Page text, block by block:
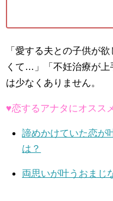
「愛する夫との子供が
くて…」「不妊治療が上
は少なくありません。
♥恋するアナタにオスス
諦めかけていた恋が
は？
両思いが叶うおまじ